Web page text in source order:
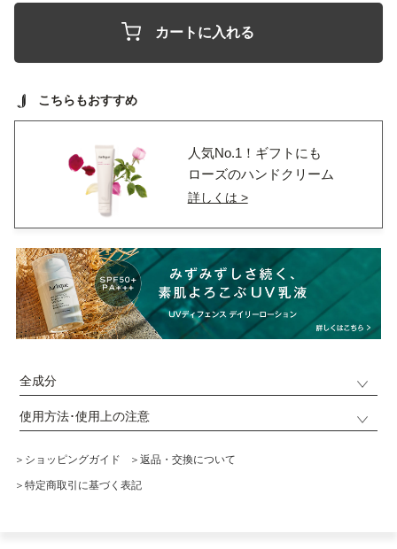
カートに入れる
こちらもおすすめ
人気No.1！ギフトにも
ローズのハンドクリーム
詳しくは >
全成分
使用方法･使用上の注意
＞ショッピングガイド ＞返品・交換について
＞特定商取引に基づく表記